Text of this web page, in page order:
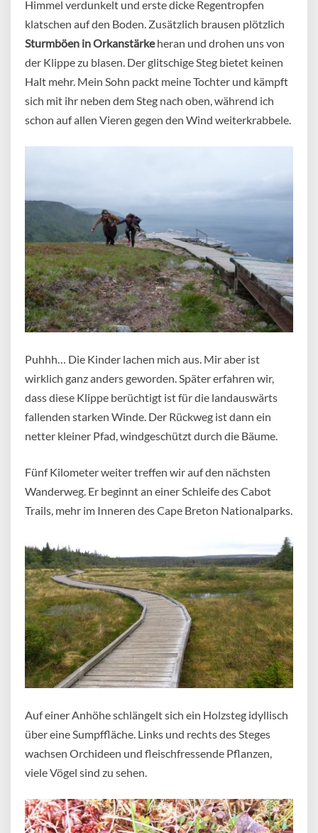
Himmel verdunkelt und erste dicke Regentropfen
klatschen auf den Boden. Zusätzlich brausen plötzlich
Sturmböen in Orkanstärkeheran und drohen uns von
der Klippe zu blasen. Der glitschige Steg bietet keinen
Halt mehr. Mein Sohn packt meine Tochter und kämpft
sich mit ihr neben dem Steg nach oben, während ich
schon auf allen Vieren gegen den Wind weiterkrabbele.
Puhhh… Die Kinder lachen mich aus. Mir aber ist
wirklich ganz anders geworden. Später erfahren wir,
dass diese Klippe berüchtigt ist für die landauswärts
fallenden starken Winde. Der Rückweg ist dann ein
netter kleiner Pfad, windgeschützt durch die Bäume.
Fünf Kilometer weiter treffen wir auf den nächsten
Wanderweg. Er beginnt an einer Schleife des Cabot
Trails, mehr im Inneren des Cape Breton Nationalparks.
Auf einer Anhöhe schlängelt sich ein Holzsteg idyllisch
über eine Sumpffläche. Links und rechts des Steges
wachsen Orchideen und fleischfressende Pflanzen,
viele Vögel sind zu sehen.